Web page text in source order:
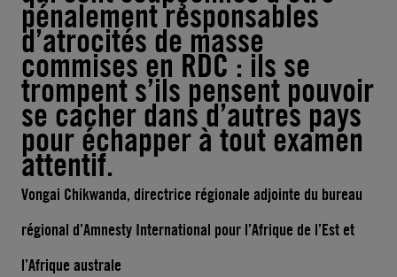
pénalement responsables
d’atrocités de masse
commises en RDC : ils se
trompent s’ils pensent pouvoir
se cacher dans d’autres pays
pour échapper à tout examen
attentif.
Vongai Chikwanda, directrice régionale adjointe du bureau
régional d’Amnesty International pour l’Afrique de l’Est et
l’Afrique australe